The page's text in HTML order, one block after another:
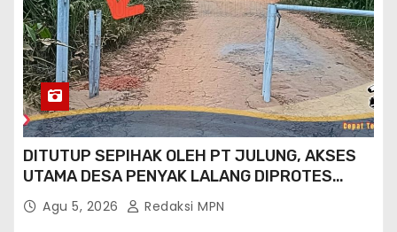
DITUTUP SEPIHAK OLEH PT JULUNG, AKSES
UTAMA DESA PENYAK LALANG DIPROTES
KADES DAN GPN 08
Agu 5, 2026 Redaksi MPN